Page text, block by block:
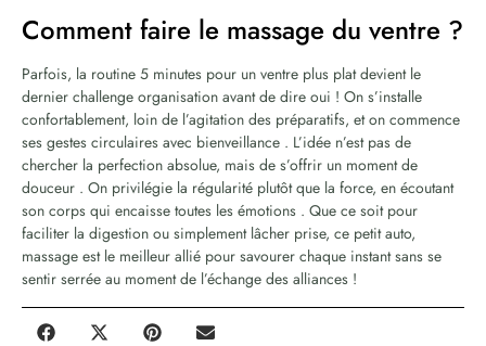
Comment faire le massage du ventre ?
Parfois, la routine 5 minutes pour un ventre plus plat devient le
dernier challenge organisation avant de dire oui ! On s’installe
confortablement, loin de l’agitation des préparatifs, et on commence
ses gestes circulaires avec bienveillance . L’idée n’est pas de
chercher la perfection absolue, mais de s’offrir un moment de
douceur . On privilégie la régularité plutôt que la force, en écoutant
son corps qui encaisse toutes les émotions . Que ce soit pour
faciliter la digestion ou simplement lâcher prise, ce petit auto,
massage est le meilleur allié pour savourer chaque instant sans se
sentir serrée au moment de l’échange des alliances !